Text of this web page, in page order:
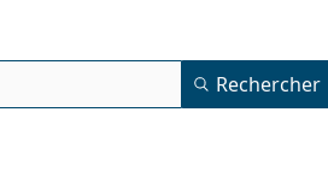
Rechercher